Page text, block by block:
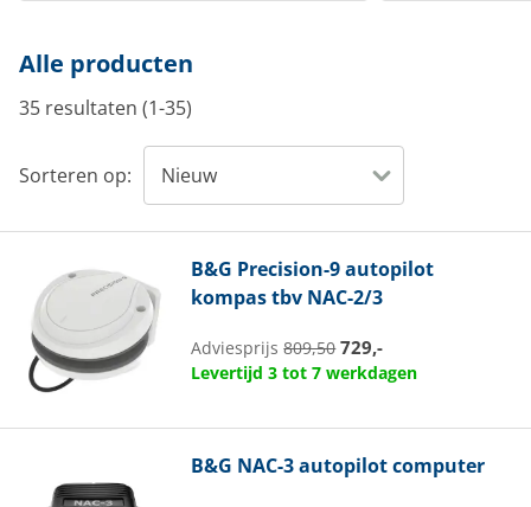
Alle producten
35 resultaten (1-35)
Sorteren op:
B&G Precision-9 autopilot
kompas tbv NAC-2/3
Adviesprijs809,50 729,-
Levertijd 3 tot 7 werkdagen
B&G NAC-3 autopilot computer